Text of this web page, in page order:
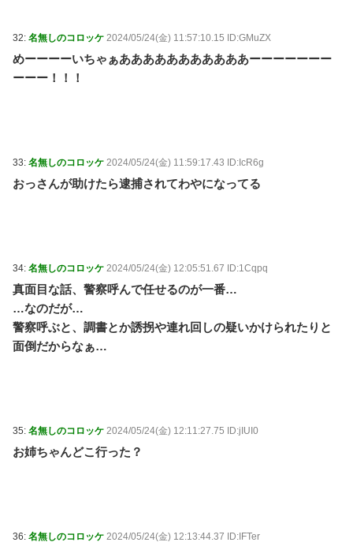
32: 名無しのコロッケ 2024/05/24(金) 11:57:10.15 ID:GMuZX
めーーーーいちゃぁあああああああああああーーーーーーー
ーーー！！！
33: 名無しのコロッケ 2024/05/24(金) 11:59:17.43 ID:IcR6g
おっさんが助けたら逮捕されてわやになってる
34: 名無しのコロッケ 2024/05/24(金) 12:05:51.67 ID:1Cqpq
真面目な話、警察呼んで任せるのが一番…
…なのだが…
警察呼ぶと、調書とか誘拐や連れ回しの疑いかけられたりと
面倒だからなぁ…
35: 名無しのコロッケ 2024/05/24(金) 12:11:27.75 ID:jIUI0
お姉ちゃんどこ行った？
36: 名無しのコロッケ 2024/05/24(金) 12:13:44.37 ID:IFTer